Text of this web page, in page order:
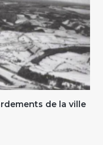
de la ville